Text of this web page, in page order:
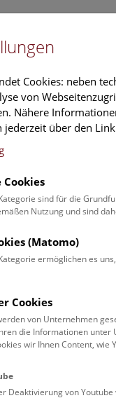
Cookies: neben
von
Nähere
jederzeit über den
sind für die
Nutzung und sind
(Matomo)
ermöglichen es
Cookies
von Unternehmen
die Informationen unter
wir Ihnen Content, wie
Deaktivierung von